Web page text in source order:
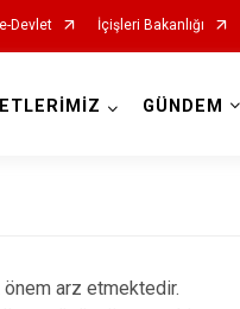
e-Devlet İçişleri Bakanlığı
Gaziosmanpaşa
GÜNDEM
önem arz etmektedir.